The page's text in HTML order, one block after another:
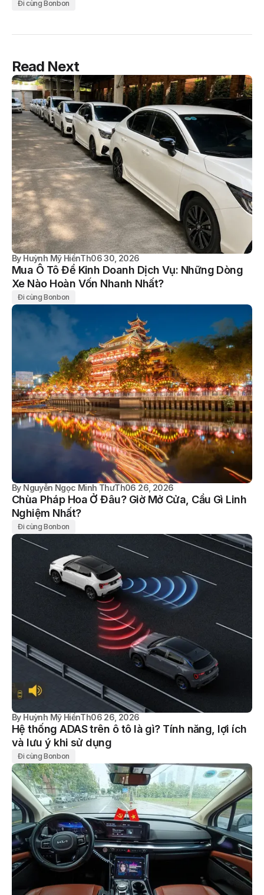
Đi cùng Bonbon
Read Next
By Huỳnh Mỹ HiềnTh06 30, 2026
Mua Ô Tô Để Kinh Doanh Dịch Vụ: Những Dòng
Xe Nào Hoàn Vốn Nhanh Nhất?
Đi cùng Bonbon
By Nguyễn Ngọc Minh ThưTh06 26, 2026
Chùa Pháp Hoa Ở Đâu? Giờ Mở Cửa, Cầu Gì Linh
Nghiệm Nhất?
Đi cùng Bonbon
By Huỳnh Mỹ HiềnTh06 26, 2026
Hệ thống ADAS trên ô tô là gì? Tính năng, lợi ích
và lưu ý khi sử dụng
Đi cùng Bonbon